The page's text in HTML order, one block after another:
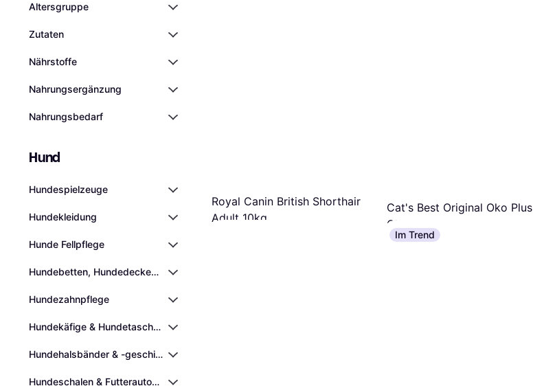
Altersgruppe
Zutaten
Nährstoffe
Nahrungsergänzung
Nahrungsbedarf
Hund
Hundespielzeuge
Hundekleidung
Hunde Fellpflege
Hundebetten, Hundedecken & Kühlmatten
Hundezahnpflege
Hundekäfige & Hundetaschen
Hundehalsbänder & -geschirre
Hundeschalen & Futterautomaten
Royal Canin British Shorthair
Adult 10kg
Cat's Best Original Oko Plus
Clumping Cat Litter 40L
Katzenstreu
Im Trend